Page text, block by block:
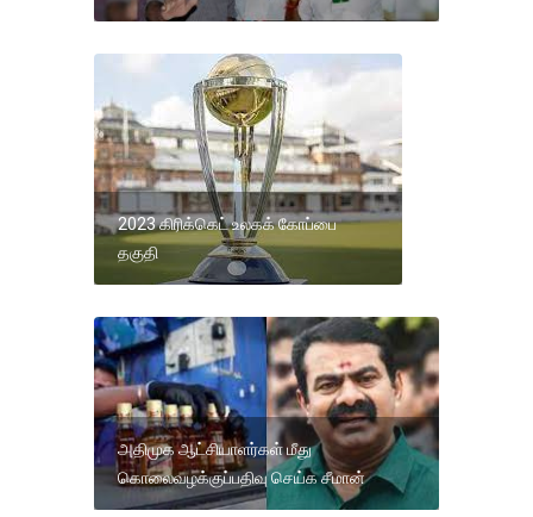
2023 கிரிக்கெட் உலகக் கோப்பை
தகுதி
அதிமுக ஆட்சியாளர்கள் மீது
கொலைவழக்குப்பதிவு செய்க சீமான்